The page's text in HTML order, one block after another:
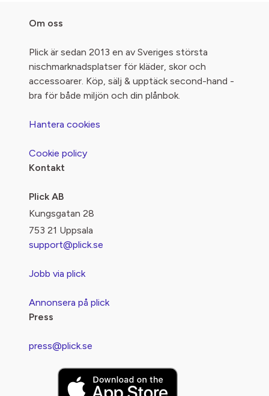
Om oss
Plick är sedan 2013 en av Sveriges största
nischmarknadsplatser för kläder, skor och
accessoarer. Köp, sälj & upptäck second-hand -
bra för både miljön och din plånbok.
Hantera cookies
Cookie policy
Kontakt
Plick AB
Kungsgatan 28
753 21 Uppsala
support@plick.se
Jobb via plick
Annonsera på plick
Press
press@plick.se